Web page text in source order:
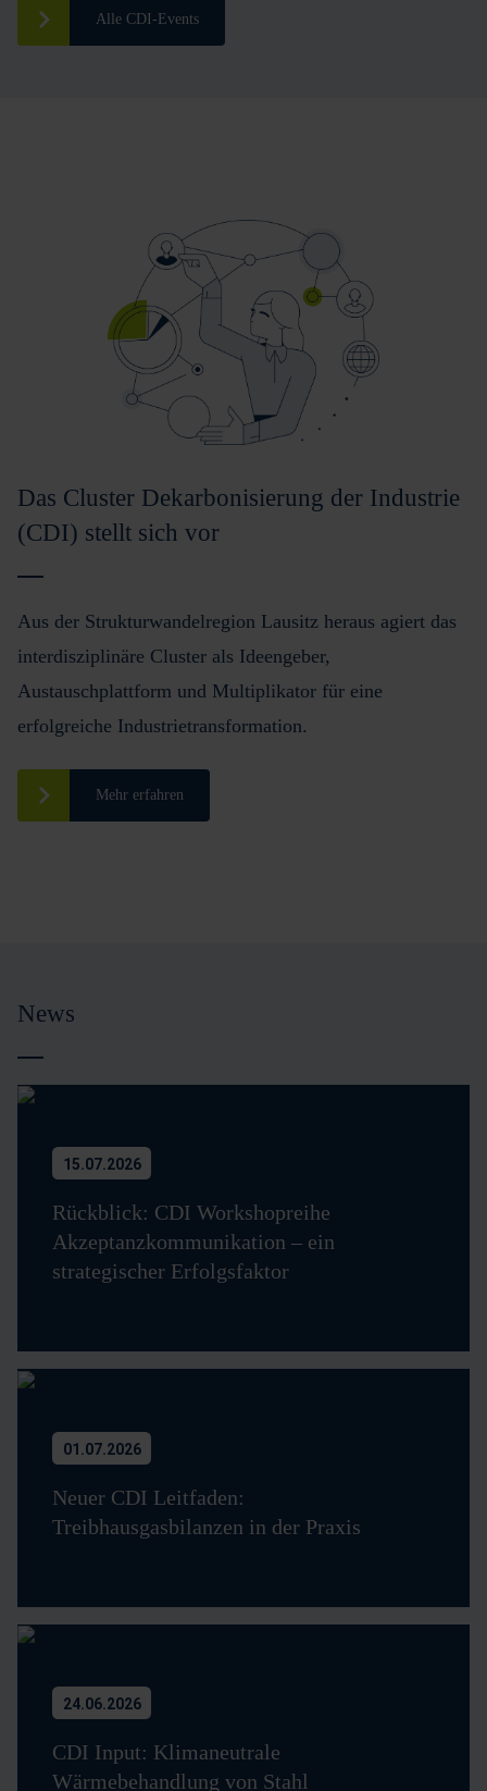
Alle CDI-Events
Das Cluster Dekarbonisierung der Industrie
(CDI) stellt sich vor
Aus der Strukturwandelregion Lausitz heraus agiert das
interdisziplinäre Cluster als Ideengeber,
Austauschplattform und Multiplikator für eine
erfolgreiche Industrietransformation.
Mehr erfahren
News
15.07.2026
Rückblick: CDI Workshopreihe
Akzeptanzkommunikation – ein
strategischer Erfolgsfaktor
01.07.2026
Neuer CDI Leitfaden:
Treibhausgasbilanzen in der Praxis
24.06.2026
CDI Input: Klimaneutrale
Wärmebehandlung von Stahl